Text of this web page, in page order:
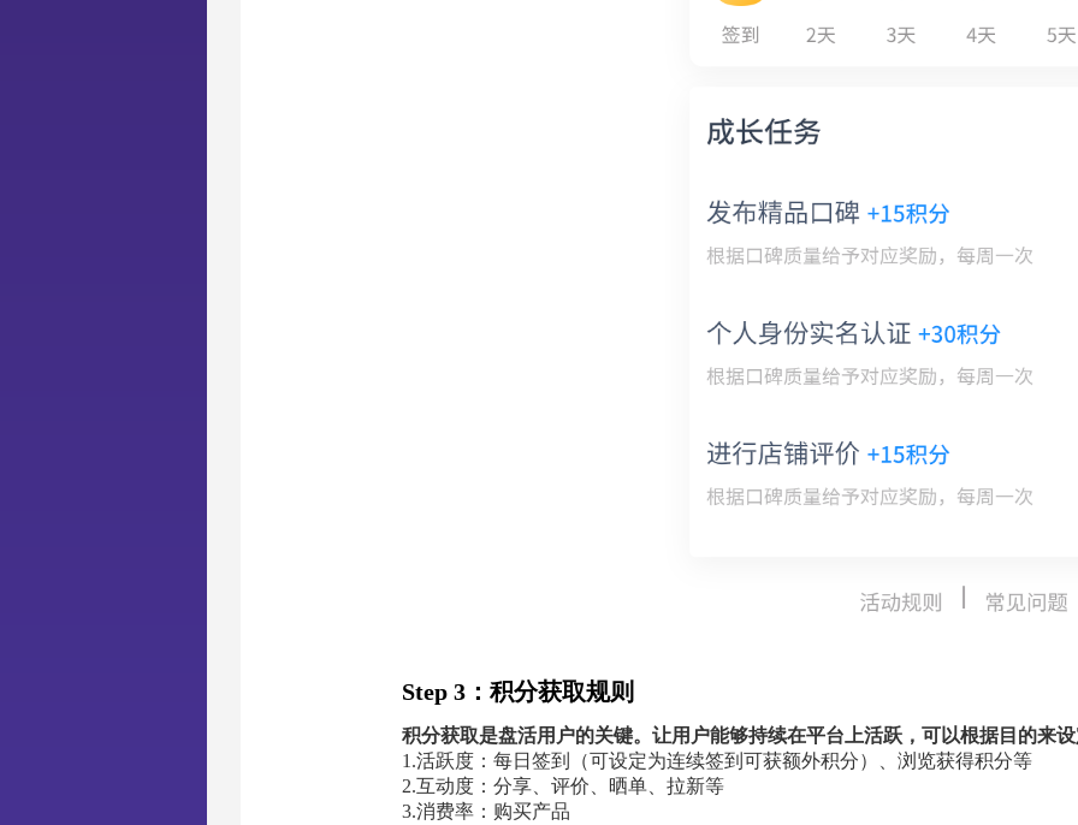
Step 3：积分获取规则
积分获取是盘活用户的关键。让用户能够持续在平台上活跃，可以根据目的来
1.活跃度：每日签到（可设定为连续签到可获额外积分）、浏览获得积分等
2.互动度：分享、评价、晒单、拉新等
3.消费率：购买产品